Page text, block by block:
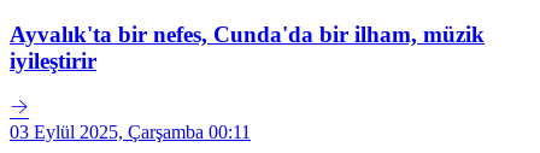
Ayvalık'ta bir nefes, Cunda'da bir ilham, müzik
iyileştirir
03 Eylül 2025, Çarşamba 00:11